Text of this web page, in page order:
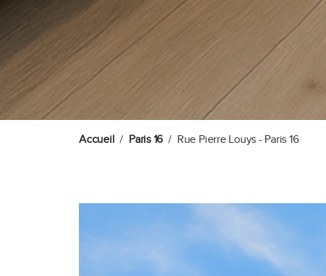
Accueil Paris 16 Rue Pierre Louys - Paris 16